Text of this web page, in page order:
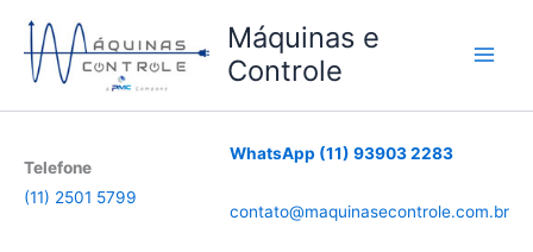
para
Máquinas e
Controle
Telefone
(11) 2501 5799
WhatsApp (11) 93903 2283
contato@maquinasecontrole.com.br